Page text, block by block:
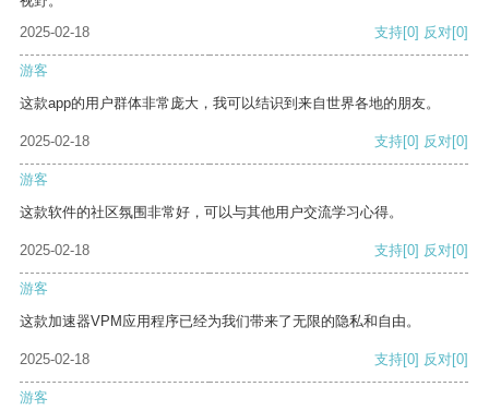
2025-02-18
支持[0] 反对[0]
游客
这款app的用户群体非常庞大，我可以结识到来自世界各地的朋友。
2025-02-18 支持[0] 反对[0]
游客
这款软件的社区氛围非常好，可以与其他用户交流学习心得。
2025-02-18 支持[0] 反对[0]
游客
这款加速器VPM应用程序已经为我们带来了无限的隐私和自由。
2025-02-18 支持[0] 反对[0]
游客